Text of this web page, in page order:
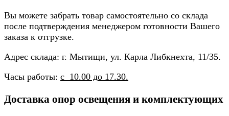
Вы можете забрать товар самостоятельно со склада
после подтверждения менеджером готовности Вашего
заказа к отгрузке.
Адрес склада: г. Мытищи, ул. Карла Либкнехта, 11/35.
Часы работы: с 10.00 до 17.30.
Доставка опор освещения и комплектующих